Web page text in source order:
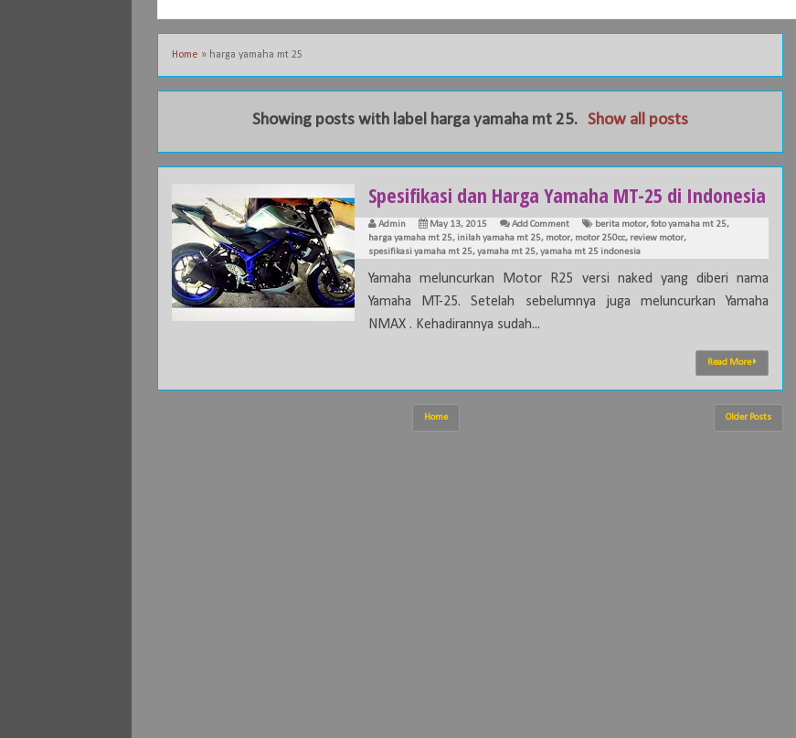
Home » harga yamaha mt 25
Showing posts with label harga yamaha mt 25. Show all posts
Spesifikasi dan Harga Yamaha MT-25 di Indonesia
Admin May 13, 2015 Add Comment berita motor,foto yamaha mt 25,
harga yamaha mt 25, inilah yamaha mt 25, motor, motor 250cc, review motor,
spesifikasi yamaha mt 25,yamaha mt 25,yamaha mt 25 indonesia
Yamaha meluncurkan Motor R25 versi naked yang diberi nama
Yamaha MT-25. Setelah sebelumnya juga meluncurkan Yamaha
NMAX . Kehadirannya sudah...
Read More
Older Posts
Home